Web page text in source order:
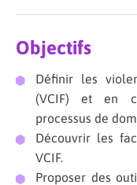
Objectifs
Définir les
(VCIF) et en
processus de
Découvrir les
VCIF.
Proposer des